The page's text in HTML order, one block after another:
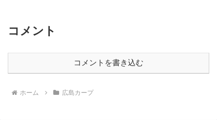
コメント
コメントを書き込む
ホーム 広島カープ